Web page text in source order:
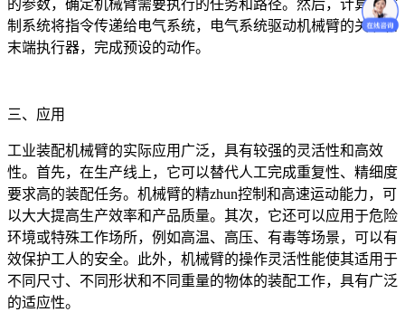
的参数，确定机械臂需要执行的任务和路径。然后，计算机控
制系统将指令传递给电气系统，电气系统驱动机械臂的关节和
末端执行器，完成预设的动作。
三、应用
工业装配机械臂的实际应用广泛，具有较强的灵活性和高效
性。首先，在生产线上，它可以替代人工完成重复性、精细度
要求高的装配任务。机械臂的精zhun控制和高速运动能力，可
以大大提高生产效率和产品质量。其次，它还可以应用于危险
环境或特殊工作场所，例如高温、高压、有毒等场景，可以有
效保护工人的安全。此外，机械臂的操作灵活性能使其适用于
不同尺寸、不同形状和不同重量的物体的装配工作，具有广泛
的适应性。